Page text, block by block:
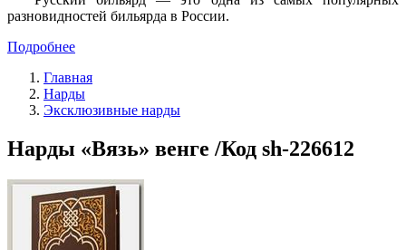
разновидностей бильярда в России.
Подробнее
Главная
Нарды
Эксклюзивные нарды
Нарды «Вязь» венге /Код sh-226612